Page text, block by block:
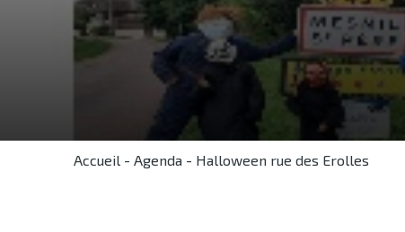
Accueil - Agenda - Halloween rue des Erolles